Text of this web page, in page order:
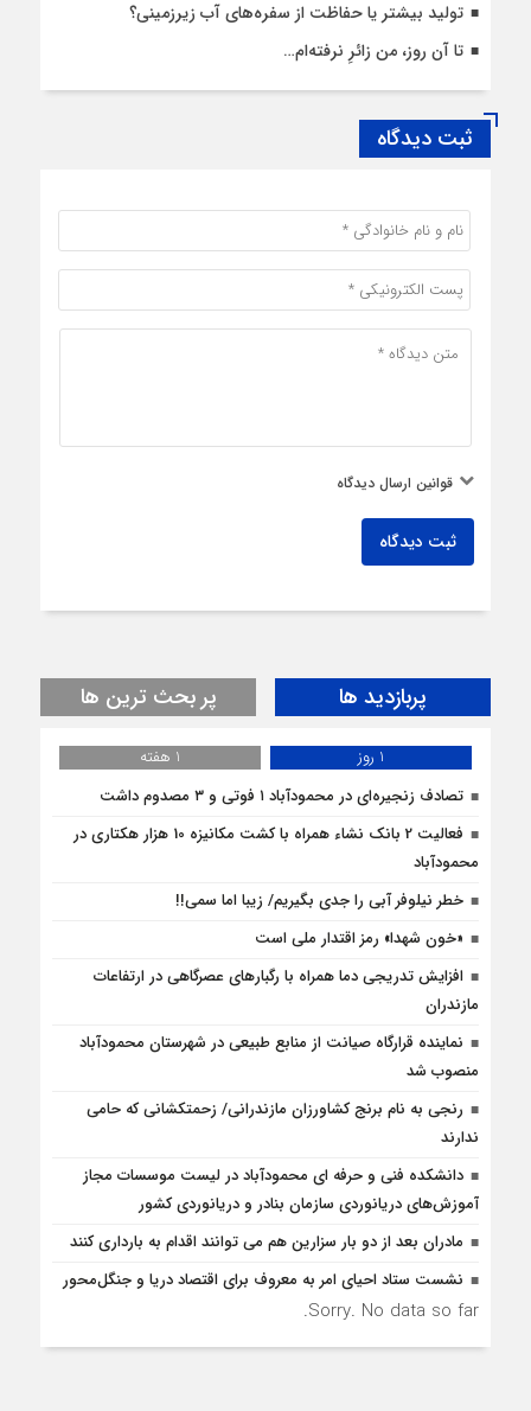
تولید بیشتر یا حفاظت از سفره‌های آب زیرزمینی؟
تا آن روز، من زائرِ نرفته‌ام…
ثبت دیدگاه
قوانین ارسال دیدگاه
ثبت دیدگاه
پربازدید ها پر بحث ترین ها
1 روز
1 هفته
تصادف زنجیره‌ای در محمودآباد ۱ فوتی و ۳ مصدوم داشت
فعالیت 2 بانک نشاء همراه با کشت مکانیزه 10 هزار هکتاری در
محمودآباد
خطر نیلوفر آبی را جدی بگیریم/ زیبا اما سمی!!
«خون شهدا» رمز اقتدار ملی است
افزایش تدریجی دما همراه با رگبارهای عصرگاهی در ارتفاعات
مازندران
نماینده قرارگاه صیانت از منابع طبیعی در شهرستان محمودآباد
منصوب شد
رنجی به نام برنج کشاورزان مازندرانی/ زحمتکشانی که حامی
ندارند
دانشکده فنی و حرفه ای محمودآباد در لیست موسسات مجاز
آموزش‌های دریانوردی سازمان بنادر و دریانوردی کشور
مادران بعد از دو بار سزارین هم می توانند اقدام به بارداری کنند
نشست ستاد احیای امر به معروف برای اقتصاد دریا و جنگل‌محور
Sorry. No data so far.